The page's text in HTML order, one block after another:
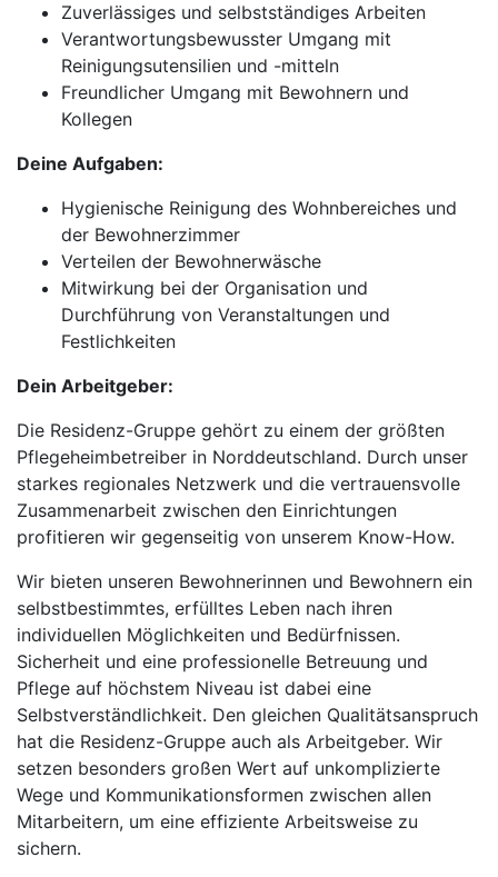
Zuverlässiges und selbstständiges Arbeiten
Verantwortungsbewusster Umgang mit
Reinigungsutensilien und -mitteln
Freundlicher Umgang mit Bewohnern und
Kollegen
Deine Aufgaben:
Hygienische Reinigung des Wohnbereiches und
der Bewohnerzimmer
Verteilen der Bewohnerwäsche
Mitwirkung bei der Organisation und
Durchführung von Veranstaltungen und
Festlichkeiten
Dein Arbeitgeber:
Die Residenz-Gruppe gehört zu einem der größten
Pflegeheimbetreiber in Norddeutschland. Durch unser
starkes regionales Netzwerk und die vertrauensvolle
Zusammenarbeit zwischen den Einrichtungen
profitieren wir gegenseitig von unserem Know-How.
Wir bieten unseren Bewohnerinnen und Bewohnern ein
selbstbestimmtes, erfülltes Leben nach ihren
individuellen Möglichkeiten und Bedürfnissen.
Sicherheit und eine professionelle Betreuung und
Pflege auf höchstem Niveau ist dabei eine
Selbstverständlichkeit. Den gleichen Qualitätsanspruch
hat die Residenz-Gruppe auch als Arbeitgeber. Wir
setzen besonders großen Wert auf unkomplizierte
Wege und Kommunikationsformen zwischen allen
Mitarbeitern, um eine effiziente Arbeitsweise zu
sichern.